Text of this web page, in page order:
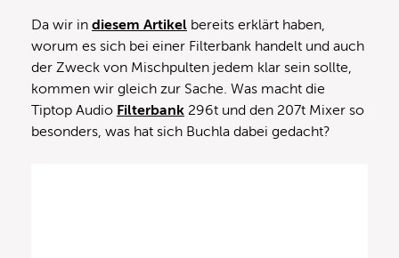
Da wir in diesem Artikel bereits erklärt haben,
worum es sich bei einer Filterbank handelt und auch
der Zweck von Mischpulten jedem klar sein sollte,
kommen wir gleich zur Sache. Was macht die
Tiptop Audio Filterbank 296t und den 207t Mixer so
besonders, was hat sich Buchla dabei gedacht?